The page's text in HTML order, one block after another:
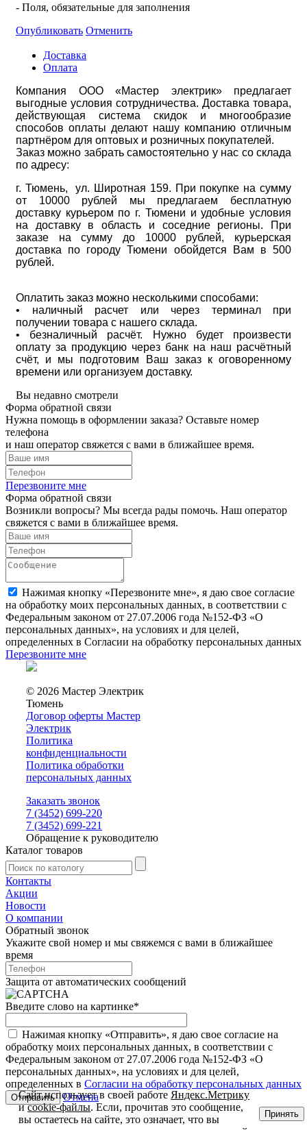
- Поля, обязательные для заполнения
Опубликовать Отменить
Доставка
Оплата
Компания ООО «Мастер электрик» предлагает
выгодные условия сотрудничества. Доставка товара,
действующая система скидок и многообразие
способов оплаты делают нашу компанию отличным
партнёром для оптовых и розничных покупателей.
Заказ можно забрать самостоятельно у нас со склада
по адресу:
г. Тюмень, ул. Широтная 159. При покупке на сумму
от 10000 рублей мы предлагаем бесплатную
доставку курьером по г. Тюмени и удобные условия
на доставку в область и соседние регионы. При
заказе на сумму до 10000 рублей, курьерская
доставка по городу Тюмени обойдется Вам в 500
рублей.
Оплатить заказ можно несколькими способами:
• наличный расчет или через терминал при
получении товара с нашего склада.
• безналичный расчёт. Нужно будет произвести
оплату за продукцию через банк на наш расчётный
счёт, и мы подготовим Ваш заказ к оговоренному
времени или организуем доставку.
Вы недавно смотрели
Форма обратной связи
Нужна помощь в оформлении заказа? Оставьте номер
телефона
и наш оператор свяжется с вами в ближайшее время.
Перезвоните мне
Форма обратной связи
Возникли вопросы? Мы всегда рады помочь. Наш оператор
свяжется с вами в ближайшее время.
Нажимая кнопку «Перезвоните мне», я даю свое согласие
на обработку моих персональных данных, в соответствии с
Федеральным законом от 27.07.2006 года №152-ФЗ «О
персональных данных», на условиях и для целей,
определенных в Согласии на обработку персональных данных
Перезвоните мне
© 2026 Мастер Электрик
Тюмень
Договор оферты Мастер
Электрик
Политика
конфиденциальности
Политика обработки
персональных данных
Заказать звонок
7 (3452) 699-220
7 (3452) 699-221
Обращение к руководителю
Каталог товаров
Контакты
Акции
Новости
О компании
Обратный звонок
Укажите свой номер и мы свяжемся с вами в ближайшее
время
Защита от автоматических сообщений
Введите слово на картинке*
Нажимая кнопку «Отправить», я даю свое согласие на
обработку моих персональных данных, в соответствии с
Федеральным законом от 27.07.2006 года №152-ФЗ «О
персональных данных», на условиях и для целей,
определенных в Согласии на обработку персональных данных
Отмена
Сайт использует в своей работе Яндекс.Метрику
иcookie-файлы. Если, прочитав это сообщение,
вы остаетесь на сайте, это означает, что вы
Принять